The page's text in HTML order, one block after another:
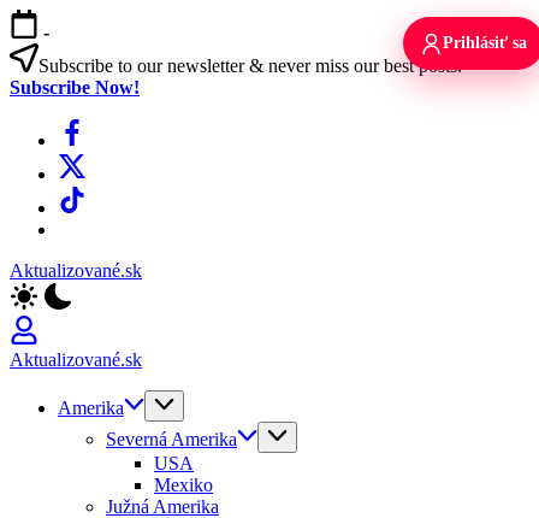
Skip
to
content
-
Subscribe to our newsletter & never miss our best posts.
Subscribe Now!
Facebook
X
TikTok
Aktualizované.sk
Aktualizované.sk
Amerika
Severná Amerika
USA
Mexiko
Južná Amerika
Prihlásiť sa